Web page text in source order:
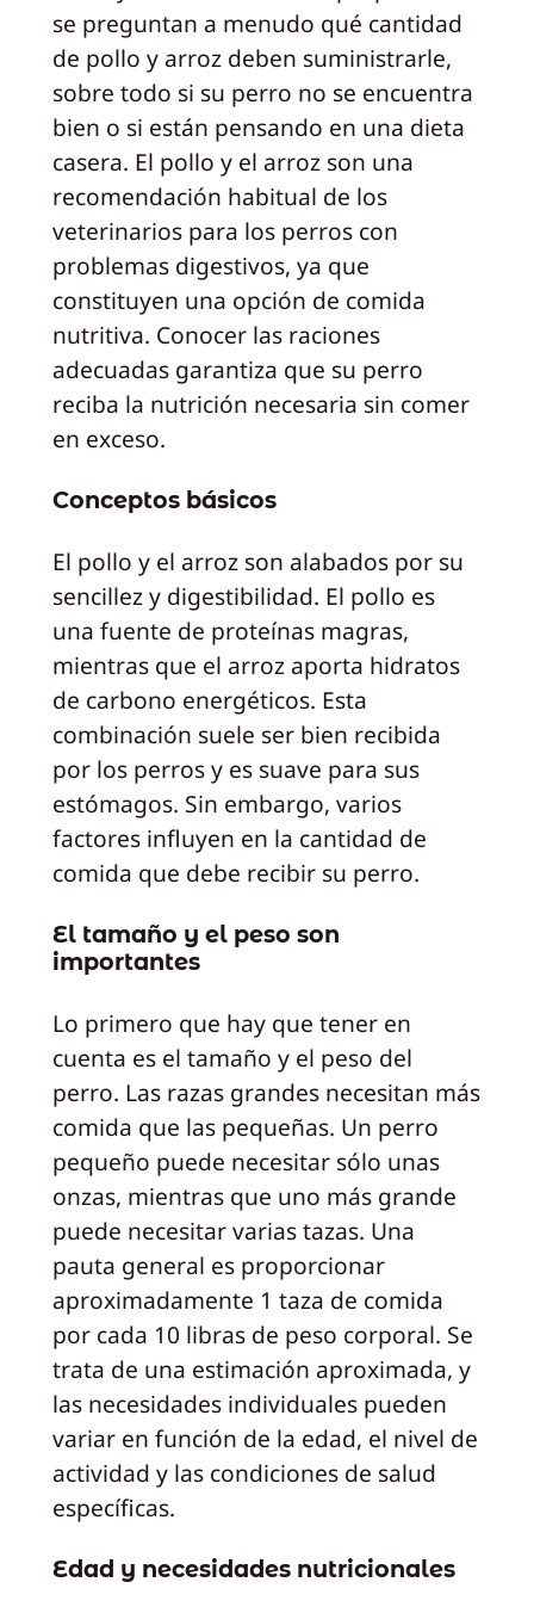
se preguntan a menudo qué cantidad
de pollo y arroz deben suministrarle,
sobre todo si su perro no se encuentra
bien o si están pensando en una dieta
casera. El pollo y el arroz son una
recomendación habitual de los
veterinarios para los perros con
problemas digestivos, ya que
constituyen una opción de comida
nutritiva. Conocer las raciones
adecuadas garantiza que su perro
reciba la nutrición necesaria sin comer
en exceso.
Conceptos básicos
El pollo y el arroz son alabados por su
sencillez y digestibilidad. El pollo es
una fuente de proteínas magras,
mientras que el arroz aporta hidratos
de carbono energéticos. Esta
combinación suele ser bien recibida
por los perros y es suave para sus
estómagos. Sin embargo, varios
factores influyen en la cantidad de
comida que debe recibir su perro.
El tamaño y el peso son
importantes
Lo primero que hay que tener en
cuenta es el tamaño y el peso del
perro. Las razas grandes necesitan más
comida que las pequeñas. Un perro
pequeño puede necesitar sólo unas
onzas, mientras que uno más grande
puede necesitar varias tazas. Una
pauta general es proporcionar
aproximadamente 1 taza de comida
por cada 10 libras de peso corporal. Se
trata de una estimación aproximada, y
las necesidades individuales pueden
variar en función de la edad, el nivel de
actividad y las condiciones de salud
específicas.
Edad y necesidades nutricionales